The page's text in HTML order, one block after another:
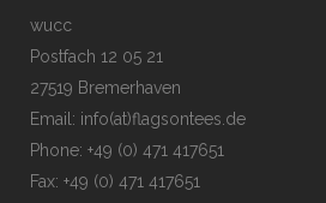
wucc
Postfach 12 05 21
27519 Bremerhaven
Email: info(at)flagsontees.de
Phone: +49 (0) 471 417651
Fax: +49 (0) 471 417651